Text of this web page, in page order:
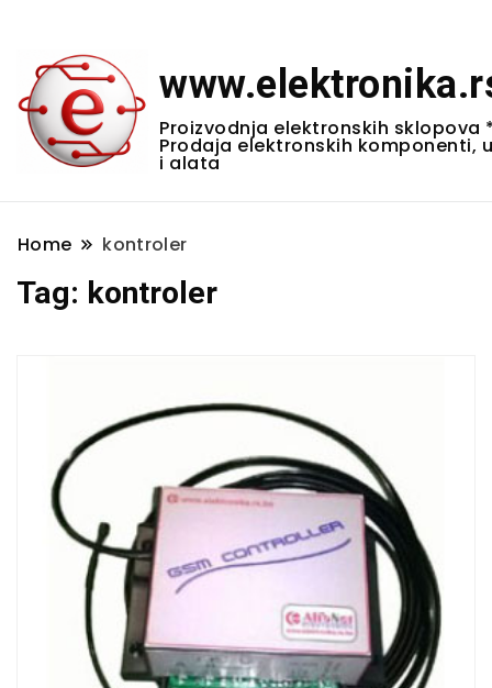
Proizvodnja elektronskih sklopova
Prodaja elektronskih komponenti,
i alata
Home kontroler
Tag: kontroler